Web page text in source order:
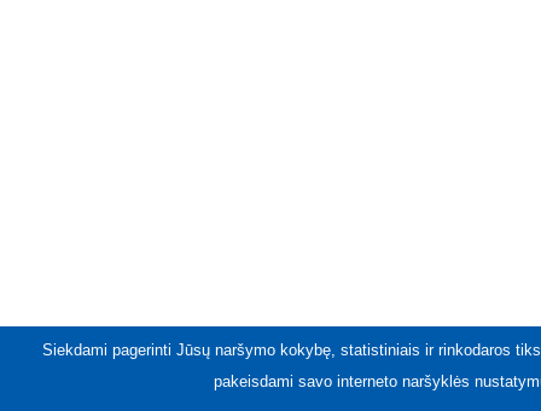
Siekdami pagerinti Jūsų naršymo kokybę, statistiniais ir rinkodaros
pakeisdami savo interneto naršyklės